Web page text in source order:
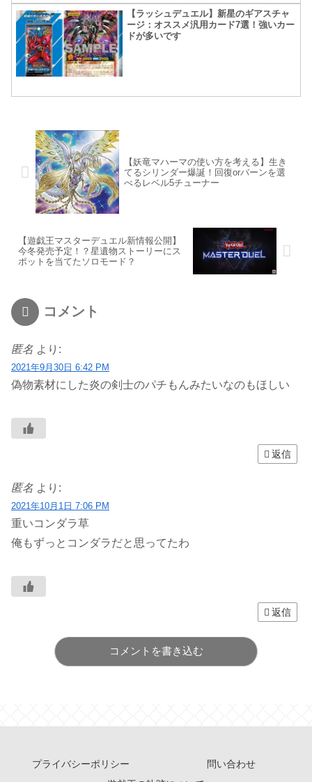
【ラッシュデュエル】新星のギアスチャ
ージ：オススメ汎用カード7選！強いカー
ドが多いです
【妖竜マハーマの使い方を考える】生き
てるシリンダー爆誕！回復orバーンを選
べるレベル5チューナー
【遊戯王マスターデュエル新情報公開】
今冬発売予定！？星遺物ストーリーにス
ポットを当てたソロモード？
コメント
匿名 より:
2021年9月30日 6:42 PM
偽物素材にした炎の剣士のパチもんみたいなのもほしい
返信
匿名 より:
2021年10月1日 7:06 PM
重いコンダラ草
俺もずっとコンダラだと思ってたわ
返信
コメントを書き込む
プライバシーポリシー
問い合わせ